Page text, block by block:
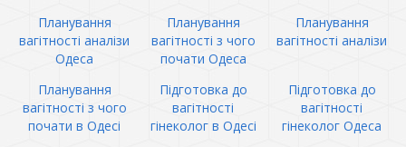
Планування
вагітності аналізи
Одеса
Планування
вагітності з чого
почати Одеса
Планування
вагітності аналізи
Планування
вагітності з чого
почати в Одесі
Підготовка до
вагітності
гінеколог в Одесі
Підготовка до
вагітності
гінеколог Одеса